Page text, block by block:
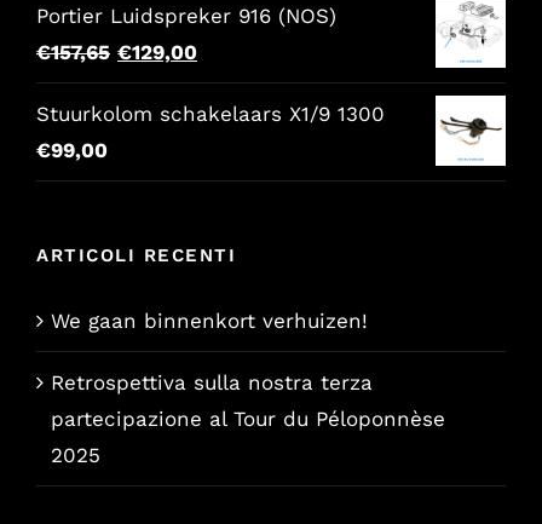
Portier Luidspreker 916 (NOS)
€157,65 Il
prezzo
originale
€129,00Il
prezzo
attuale
Stuurkolom schakelaars X1/9 1300
€99,00
ARTICOLI RECENTI
We gaan binnenkort verhuizen!
Retrospettiva sulla nostra terza
partecipazione al Tour du Péloponnèse
2025